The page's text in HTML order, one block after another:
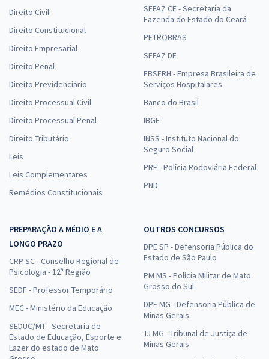
Direito Civil
Direito Constitucional
Direito Empresarial
Direito Penal
Direito Previdenciário
Direito Processual Civil
Direito Processual Penal
Direito Tributário
Leis
Leis Complementares
Remédios Constitucionais
SEFAZ CE - Secretaria da
Fazenda do Estado do Ceará
PETROBRAS
SEFAZ DF
EBSERH - Empresa Brasileira de
Serviços Hospitalares
Banco do Brasil
IBGE
INSS - Instituto Nacional do
Seguro Social
PRF - Polícia Rodoviária Federal
PND
PREPARAÇÃO A MÉDIO E A
LONGO PRAZO
CRP SC - Conselho Regional de
Psicologia - 12ª Região
SEDF - Professor Temporário
MEC - Ministério da Educação
SEDUC/MT - Secretaria de
Estado de Educação, Esporte e
Lazer do estado de Mato
OUTROS CONCURSOS
DPE SP - Defensoria Pública do
Estado de São Paulo
PM MS - Polícia Militar de Mato
Grosso do Sul
DPE MG - Defensoria Pública de
Minas Gerais
TJ MG - Tribunal de Justiça de
Minas Gerais